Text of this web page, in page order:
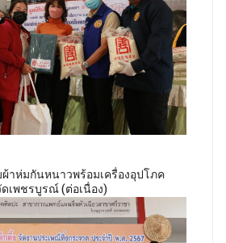
าห่มกันหนาวพร้อมเครื่องอุปโภค
เพชรบูรณ์ (ต่อเนื่อง)